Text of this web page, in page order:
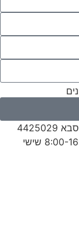
שעות פעילות משרד: ראשון-חמישי 8:00-16:00 שישי